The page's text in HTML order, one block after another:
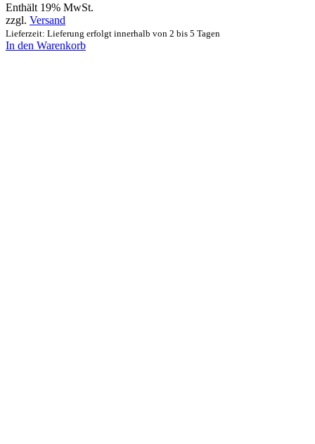
Enthält 19% MwSt.
zzgl. Versand
Lieferzeit: Lieferung erfolgt innerhalb von 2 bis 5 Tagen
In den Warenkorb